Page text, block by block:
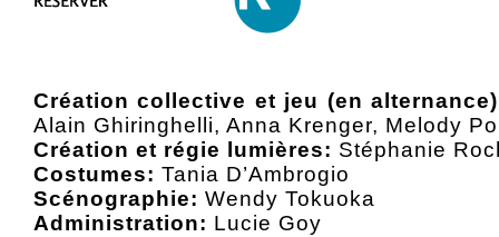
Création collective et jeu (en
Alain Ghiringhelli, Anna Krenger, Melody
Création et régie lumières: Stéphanie
Costumes: Tania D’Ambrogio
Scénographie: Wendy Tokuoka
Administration: Lucie Goy